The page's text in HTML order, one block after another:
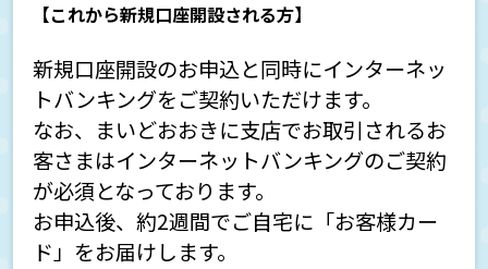
【これから新規口座開設される方】
新規口座開設のお申込と同時にインターネッ
トバンキングをご契約いただけます。
なお、まいどおおきに支店でお取引されるお
客さまはインターネットバンキングのご契約
が必須となっております。
お申込後、約2週間でご自宅に「お客様カー
ド」をお届けします。
口座開設・口座登録について